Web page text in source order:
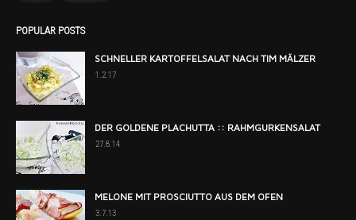
POPULAR POSTS
SCHNELLER KARTOFFELSALAT NACH TIM MÄLZER
1.2.17
DER GOLDENE PLACHUTTA :: RAHMGURKENSALAT
27.8.14
MELONE MIT PROSCIUTTO AUS DEM OFEN
3.7.13